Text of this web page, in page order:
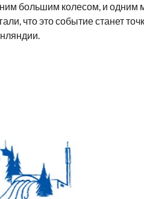
большим колесом, и
что это событие станет